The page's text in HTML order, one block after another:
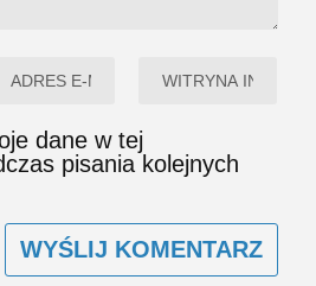
dane w tej
pisania kolejnych